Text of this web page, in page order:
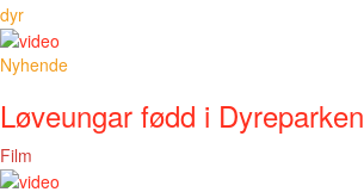
dyr
Nyhende
Løveungar fødd i Dyreparken
Film